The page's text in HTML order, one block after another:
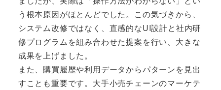
う根本原因がほとんどでした。この気づきから、
システム改修ではなく、直感的なUI設計と社内研
修プログラムを組み合わせた提案を行い、大きな
成果を上げました。
また、購買履歴や利用データからパターンを見出
すことも重要です。大手小売チェーンのマーケテ